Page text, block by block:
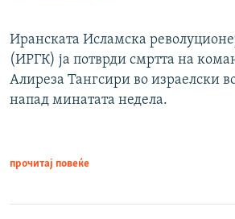
Иранската Исламска
(ИРГК) ја потврди смртта на
Алиреза Тангсири во израелски
напад минатата недела.
прочитај повеќе